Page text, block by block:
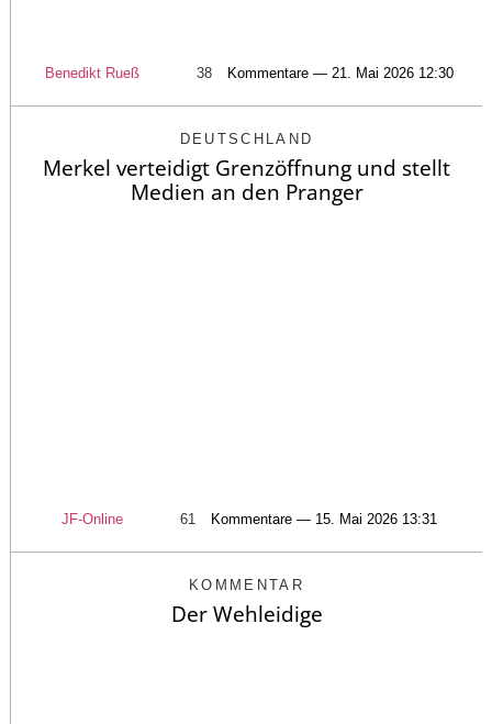
Benedikt Rueß 38 Kommentare — 21. Mai 2026 12:30
DEUTSCHLAND
Merkel verteidigt Grenzöffnung und stellt
Medien an den Pranger
JF-Online 61 Kommentare — 15. Mai 2026 13:31
KOMMENTAR
Der Wehleidige